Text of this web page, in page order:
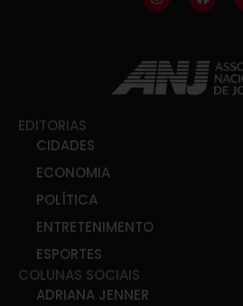
EDITORIAS
CIDADES
ECONOMIA
POLÍTICA
ENTRETENIMENTO
ESPORTES
COLUNAS SOCIAIS
ADRIANA JENNER